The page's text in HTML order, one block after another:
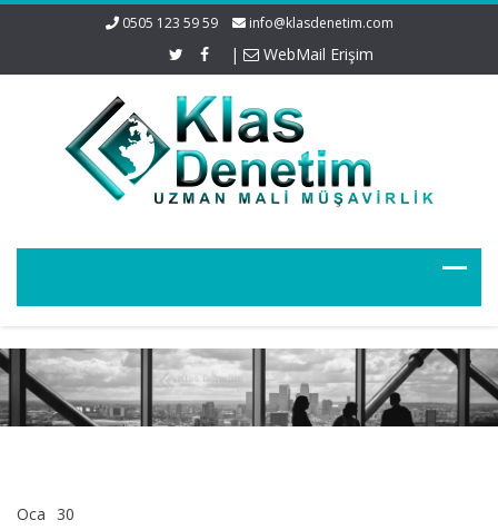
0505 123 59 59 info@klasdenetim.com
| WebMail Erişim
Oca 30